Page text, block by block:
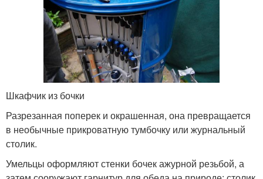
Шкафчик из бочки
Разрезанная поперек и окрашенная, она превращается
в необычные прикроватную тумбочку или журнальный
столик.
Умельцы оформляют стенки бочек ажурной резьбой, а